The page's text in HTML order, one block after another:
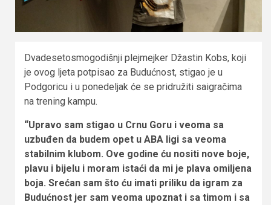
Dvadesetosmogodišnji plejmejker Džastin Kobs, koji
je ovog ljeta potpisao za Budućnost, stigao je u
Podgoricu i u ponedeljak će se pridružiti saigračima
na trening kampu.
“Upravo sam stigao u Crnu Goru i veoma sa
uzbuđen da budem opet u ABA ligi sa veoma
stabilnim klubom. Ove godine ću nositi nove boje,
plavu i bijelu i moram istaći da mi je plava omiljena
boja. Srećan sam što ću imati priliku da igram za
Budućnost jer sam veoma upoznat i sa timom i sa